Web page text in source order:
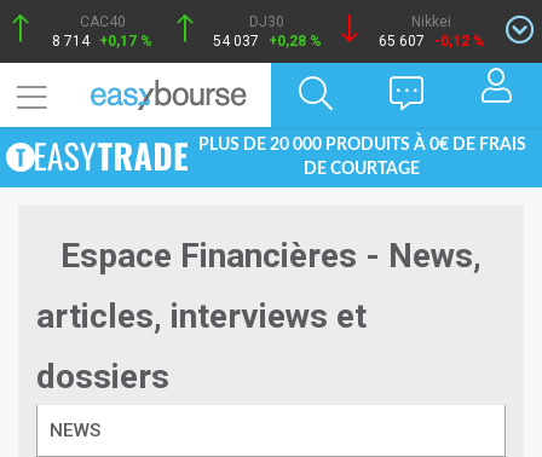
CAC40
8 714 +0,17 %
DJ30
54 037
+0,28 %
Nikkei
65 607
-0,12 %
PLUS DE 20 000 PRODUITS À 0€ DE FRAIS
DE COURTAGE
Espace Financières - News,
articles, interviews et
dossiers
NEWS